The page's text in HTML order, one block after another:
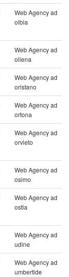
Web Agency ad
olbia
Web Agency ad
oliena
Web Agency ad
oristano
Web Agency ad
ortona
Web Agency ad
orvieto
Web Agency ad
osimo
Web Agency ad
ostia
Web Agency ad
udine
Web Agency ad
umbertide